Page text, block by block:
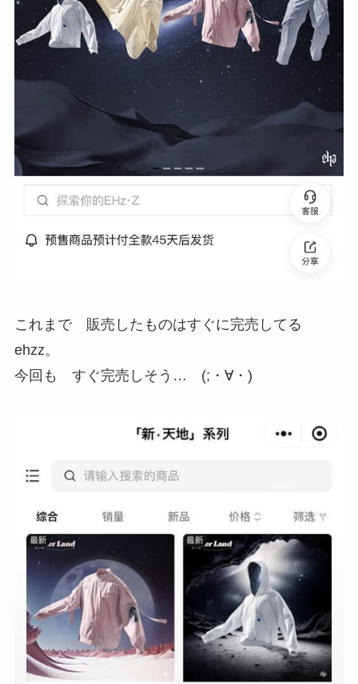
これまで 販売したものはすぐに完売してる
ehzz。
今回も すぐ完売しそう… (;・∀・)